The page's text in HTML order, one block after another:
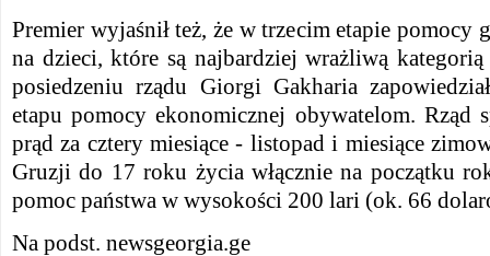
Premier wyjaśnił też, że w trzecim etapie pomocy
na dzieci, które są najbardziej wrażliwą kategorią
posiedzeniu rządu Giorgi Gakharia
etapu pomocy ekonomicznej obywatelom. Rząd
prąd za cztery miesiące - listopad i miesiące
Gruzji do 17 roku życia włącznie na początku
pomoc państwa w wysokości 200 lari (ok. 66
Na podst. newsgeorgia.ge